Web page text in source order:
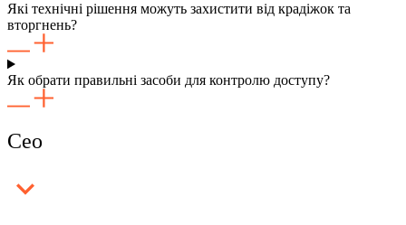
Які технічні рішення можуть захистити від крадіжок та
вторгнень?
Як обрати правильні засоби для контролю доступу?
Ceo